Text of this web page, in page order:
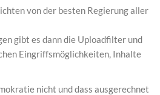
von der besten Regierung aller
gibt es dann die Uploadfilter und
Eingriffsmöglichkeiten, Inhalte
nicht und dass ausgerechnet